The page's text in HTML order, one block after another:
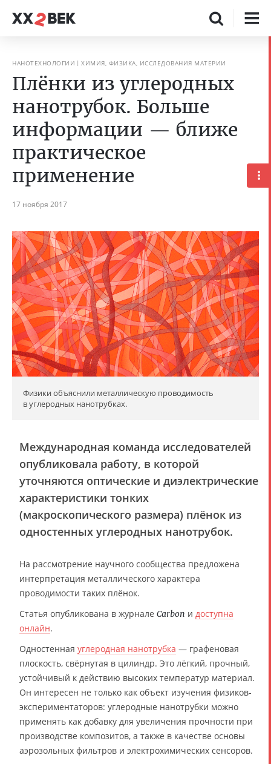
НАНОТЕХНОЛОГИИ ХИМИЯ, ФИЗИКА, ИССЛЕДОВАНИЯ МАТЕРИИ
Плёнки из углеродных
нанотрубок. Больше
информации — ближе
практическое
применение
17 ноября 2017
Физики объяснили металлическую проводимость
в углеродных нанотрубках.
Международная команда исследователей
опубликовала работу, в которой
уточняются оптические и диэлектрические
характеристики тонких
(макроскопического размера) плёнок из
одностенных углеродных нанотрубок.
На рассмотрение научного сообщества предложена
интерпретация металлического характера
проводимости таких плёнок.
Статья опубликована в журнале Carbon и доступна
онлайн.
Одностенная углеродная нанотрубка — графеновая
плоскость, свёрнутая в цилиндр. Это лёгкий, прочный,
устойчивый к действию высоких температур материал.
Он интересен не только как объект изучения физиков-
экспериментаторов: углеродные нанотрубки можно
применять как добавку для увеличения прочности при
производстве композитов, а также в качестве основы
аэрозольных фильтров и электрохимических сенсоров.